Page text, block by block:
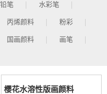
笔 水彩笔
丙烯颜料 粉彩
国画颜料 画笔
樱花水溶性版画颜料